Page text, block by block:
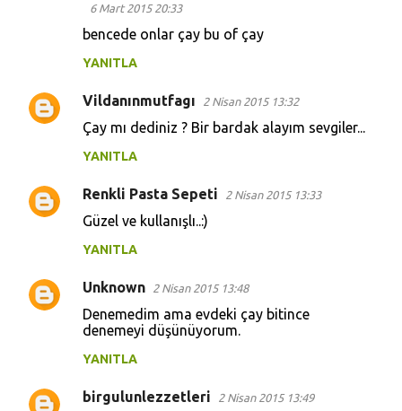
m
6 Mart 2015 20:33
bencede onlar çay bu of çay
YANITLA
Vildanınmutfagı 2 Nisan 2015 13:32
Çay mı dediniz ? Bir bardak alayım sevgiler...
YANITLA
Renkli Pasta Sepeti 2 Nisan 2015 13:33
Güzel ve kullanışlı..:)
YANITLA
Unknown 2 Nisan 2015 13:48
Denemedim ama evdeki çay bitince
denemeyi düşünüyorum.
YANITLA
birgulunlezzetleri 2 Nisan 2015 13:49